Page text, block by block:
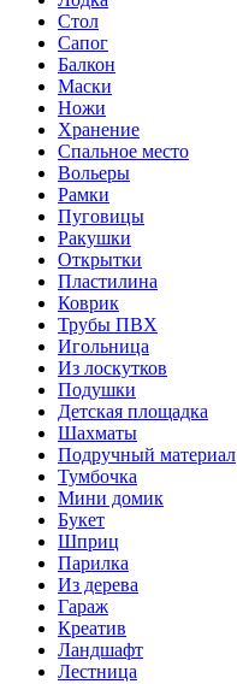
Стол
Сапог
Балкон
Маски
Ножи
Хранение
Спальное место
Вольеры
Рамки
Пуговицы
Ракушки
Открытки
Пластилина
Коврик
Трубы ПВХ
Игольница
Из лоскутков
Подушки
Детская площадка
Шахматы
Подручный материал
Тумбочка
Мини домик
Букет
Шприц
Парилка
Из дерева
Гараж
Креатив
Ландшафт
Лестница